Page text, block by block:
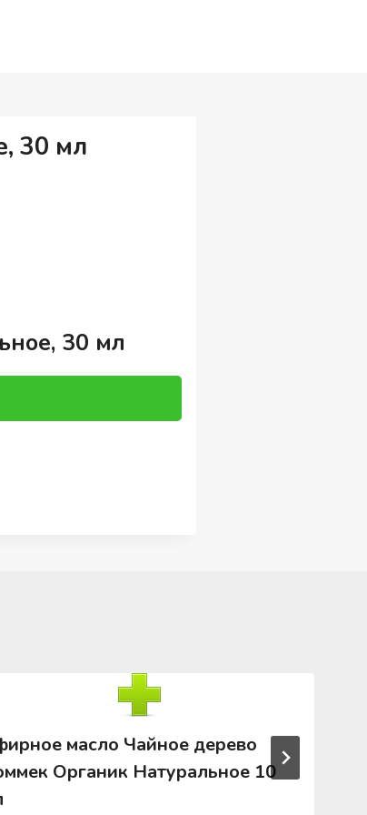
30 мл
30 мл
масло Чайное дерево
Органик Натуральное 10